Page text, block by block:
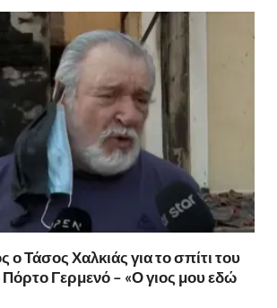
ο Τάσος Χαλκιάς για το σπίτι του
Γερμενό – «Ο γιος μου εδώ